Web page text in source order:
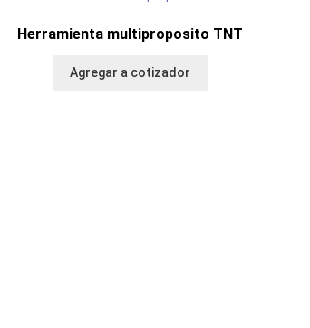
Herramienta multiproposito TNT
Agregar a cotizador